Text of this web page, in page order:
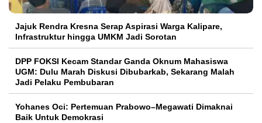
Jajuk Rendra Kresna Serap Aspirasi Warga Kalipare,
Infrastruktur hingga UMKM Jadi Sorotan
DPP FOKSI Kecam Standar Ganda Oknum Mahasiswa
UGM: Dulu Marah Diskusi Dibubarkab, Sekarang Malah
Jadi Pelaku Pembubaran
Yohanes Oci: Pertemuan Prabowo–Megawati Dimaknai
Baik Untuk Demokrasi